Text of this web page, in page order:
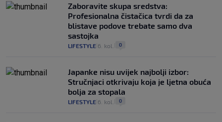
Zaboravite skupa sredstva:
Profesionalna čistačica tvrdi da za
blistave podove trebate samo dva
sastojka
LIFESTYLE 6. kol. 0
Japanke nisu uvijek najbolji izbor:
Stručnjaci otkrivaju koja je ljetna obuća
bolja za stopala
LIFESTYLE 6. kol. 0